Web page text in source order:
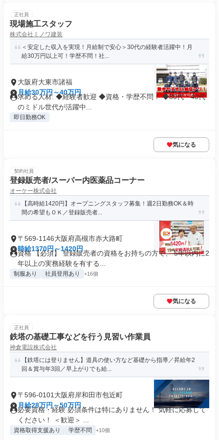
正社員
現場施工スタッフ
株式会社ミノワ建装
＜安定した収入を実現！月給制で安心＞30代の経験者活躍中！月
給30万円以上可！学歴不問！社...
大阪府大東市諸福
月給30万円～40万円
求める人材: ◆経験者歓迎 ◆資格・学歴不問！ ◆30代・40代
のミドル世代が活躍中...
即日勤務OK
気になる
契約社員
登録販売者/スーパー内医薬品コーナー
オーケー株式会社
【高時給1420円】オープニングスタッフ募集！週2日勤務OK＆時
間の希望もＯＫ／登録販売者...
〒569-1146大阪府高槻市赤大路町
時給1370円～1420円
資格 【必須】 登録販売者の資格をお持ちの方で、 5年以内に2
年以上の実務経験を有する...
制服あり 社員登用あり +16個
気になる
正社員
鉄塔の基礎工事などを行う見習い作業員
神倉電設株式会社
【鉄塔には登りません】道具の使い方など基礎から指導／昇給年2
回＆賞与年3回／早上がりでも給...
〒596-0101大阪府岸和田市包近町
月給28万円～50万円
必要資格・経験 必須条件は特にありません！ 気軽に応募して
ください！ ＜歓迎＞ ...
資格取得支援あり 学歴不問 +10個